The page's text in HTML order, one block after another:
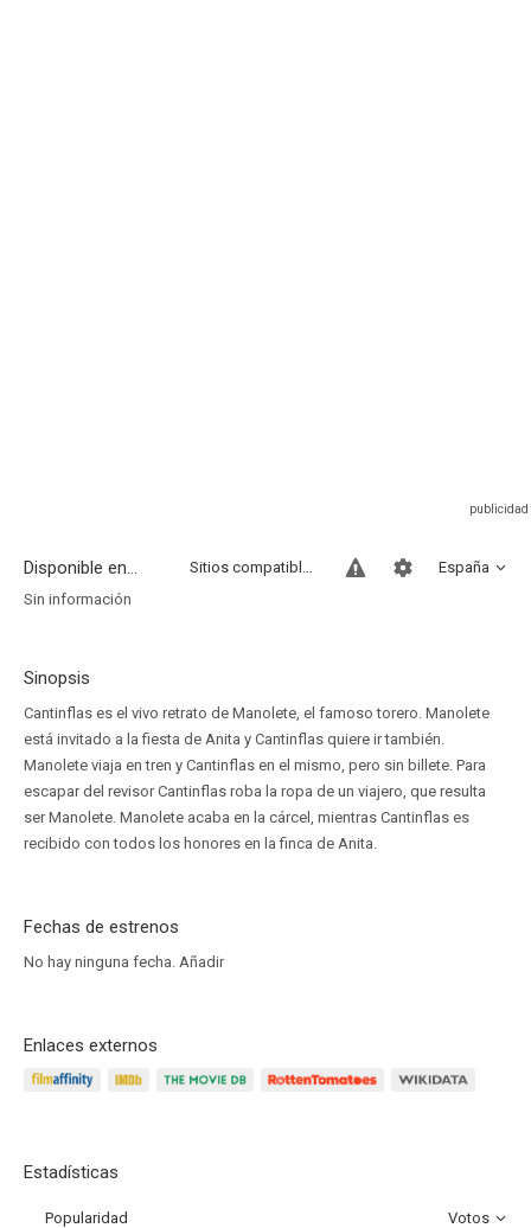
Disponible en... España
Sitios compatibles
Sin información
Sinopsis
Cantinflas es el vivo retrato de Manolete, el famoso torero. Manolete
está invitado a la fiesta de Anita y Cantinflas quiere ir también.
Manolete viaja en tren y Cantinflas en el mismo, pero sin billete. Para
escapar del revisor Cantinflas roba la ropa de un viajero, que resulta
ser Manolete. Manolete acaba en la cárcel, mientras Cantinflas es
recibido con todos los honores en la finca de Anita.
Fechas de estrenos
No hay ninguna fecha. Añadir
Enlaces externos
Estadísticas
Popularidad Votos